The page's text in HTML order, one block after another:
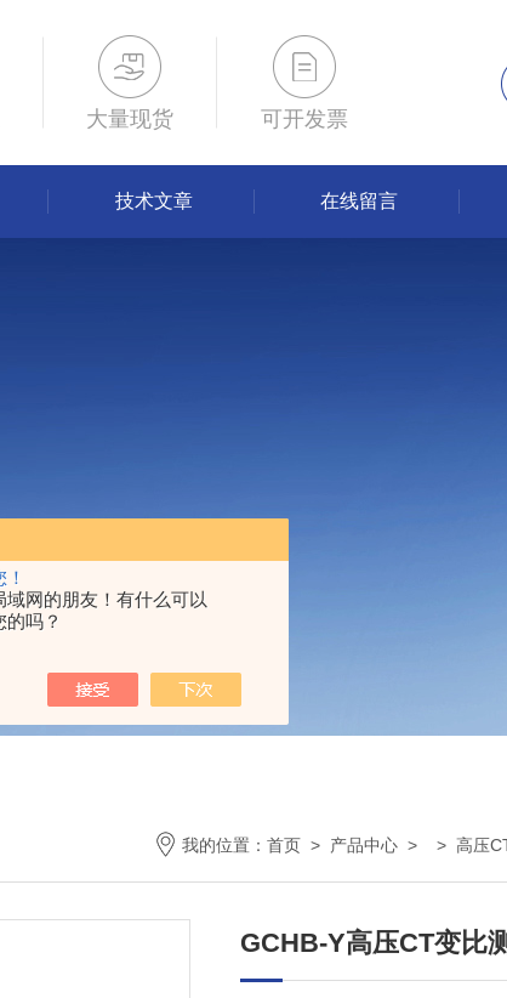
域网的朋友！有什么可以
的吗？
大量现货 可开发票
技术文章 在线留言
我的位置： 首页 > 产品中心 > > 高压
GCHB-Y高压CT变比